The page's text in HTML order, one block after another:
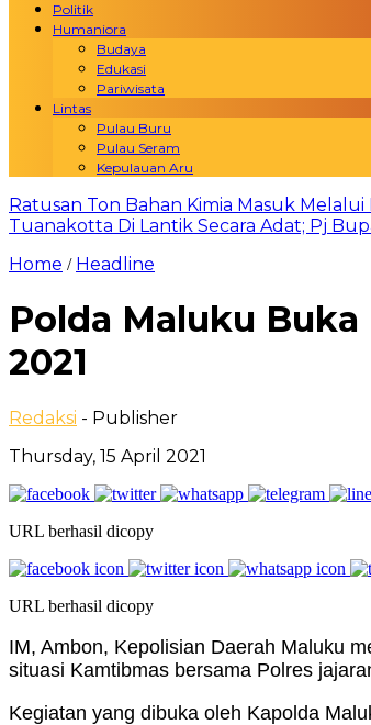
Politik
Humaniora
Budaya
Edukasi
Pariwisata
Lintas
Pulau Buru
Pulau Seram
Kepulauan Aru
Ratusan Ton Bahan Kimia Masuk Melalui
Tuanakotta Di Lantik Secara Adat; Pj
Home / Headline
Polda Maluku
2021
Redaksi - Publisher
Thursday, 15 April 2021
URL berhasil dicopy
URL berhasil dicopy
IM, Ambon, Kepolisian Daerah Maluku
situasi Kamtibmas bersama Polres
Kegiatan yang dibuka oleh Kapolda